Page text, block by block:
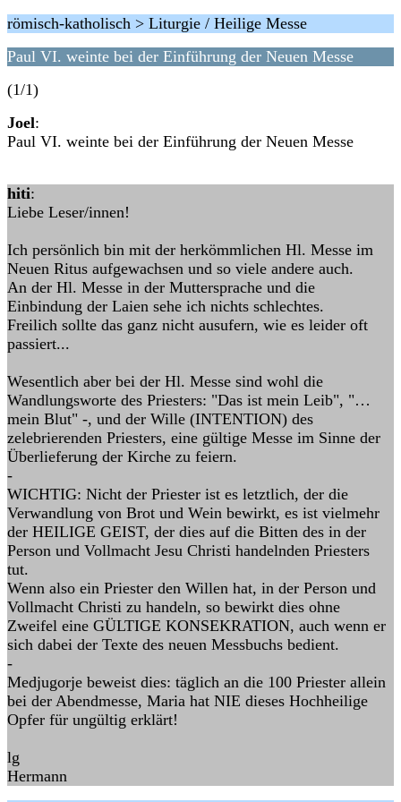
römisch-katholisch > Liturgie / Heilige Messe
Paul VI. weinte bei der Einführung der Neuen Messe
(1/1)
Joel:
Paul VI. weinte bei der Einführung der Neuen Messe
hiti:
Liebe Leser/innen!
Ich persönlich bin mit der herkömmlichen Hl. Messe im
Neuen Ritus aufgewachsen und so viele andere auch.
An der Hl. Messe in der Muttersprache und die
Einbindung der Laien sehe ich nichts schlechtes.
Freilich sollte das ganz nicht ausufern, wie es leider oft
passiert...
Wesentlich aber bei der Hl. Messe sind wohl die
Wandlungsworte des Priesters: "Das ist mein Leib", "…
mein Blut" -, und der Wille (INTENTION) des
zelebrierenden Priesters, eine gültige Messe im Sinne der
Überlieferung der Kirche zu feiern.
-
WICHTIG: Nicht der Priester ist es letztlich, der die
Verwandlung von Brot und Wein bewirkt, es ist vielmehr
der HEILIGE GEIST, der dies auf die Bitten des in der
Person und Vollmacht Jesu Christi handelnden Priesters
tut.
Wenn also ein Priester den Willen hat, in der Person und
Vollmacht Christi zu handeln, so bewirkt dies ohne
Zweifel eine GÜLTIGE KONSEKRATION, auch wenn er
sich dabei der Texte des neuen Messbuchs bedient.
-
Medjugorje beweist dies: täglich an die 100 Priester allein
bei der Abendmesse, Maria hat NIE dieses Hochheilige
Opfer für ungültig erklärt!
lg
Hermann